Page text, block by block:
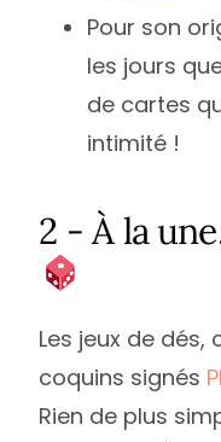
Pour son
les jours
de cartes
intimité !
2 - À la
Les jeux de dés,
coquins signés
Rien de plus